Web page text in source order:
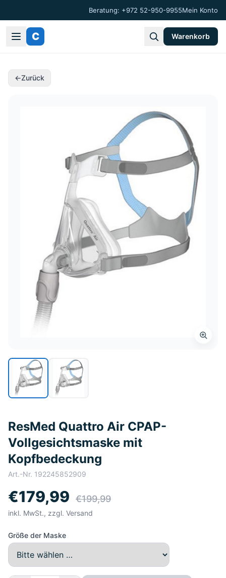
Beratung: +972 52-950-9955Mein Konto
C Warenkorb
←Zurück
ResMed Quattro Air CPAP-
Vollgesichtsmaske mit
Kopfbedeckung
Art.-Nr. 192245852909
€179,99 €199,99
inkl. MwSt., zzgl. Versand
Größe der Maske